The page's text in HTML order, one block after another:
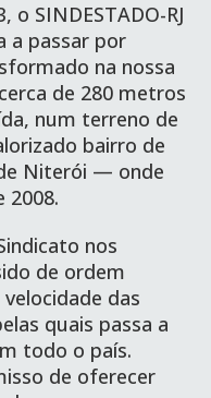
SINDESTADO-RJ
a passar por
na nossa
de 280 metros
num terreno de
bairro de
Niterói — onde
2008.
nos
de ordem
das
quais passa a
todo o país.
de oferecer